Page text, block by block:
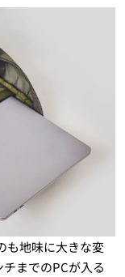
も地味に大きな変
までのPCが入る